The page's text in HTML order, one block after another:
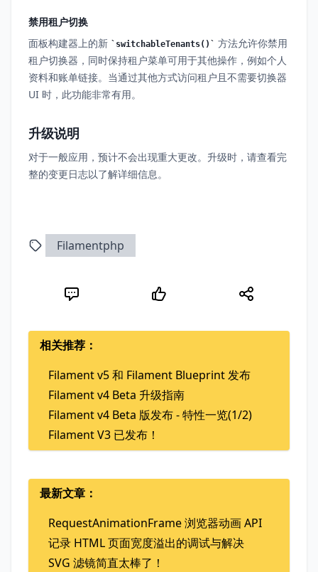
禁用租户切换
面板构建器上的新
switchableTenants()
方法允许你禁用
租户切换器，同时保持租户菜单可用于其他操作，例如个人
资料和账单链接。当通过其他方式访问租户且不需要切换器
UI 时，此功能非常有用。
升级说明
对于一般应用，预计不会出现重大更改。升级时，请查看完
整的变更日志以了解详细信息。
Filamentphp
相关推荐：
Filament v5 和 Filament Blueprint 发布
Filament v4 Beta 升级指南
Filament v4 Beta 版发布 - 特性一览(1/2)
Filament V3 已发布！
最新文章：
RequestAnimationFrame 浏览器动画 API
记录 HTML 页面宽度溢出的调试与解决
SVG 滤镜简直太棒了！